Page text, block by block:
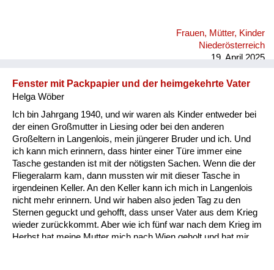
Frauen, Mütter, Kinder
Niederösterreich
19. April 2025
Fenster mit Packpapier und der heimgekehrte Vater
Helga Wöber
Ich bin Jahrgang 1940, und wir waren als Kinder entweder bei
der einen Großmutter in Liesing oder bei den anderen
Großeltern in Langenlois, mein jüngerer Bruder und ich. Und
ich kann mich erinnern, dass hinter einer Türe immer eine
Tasche gestanden ist mit der nötigsten Sachen. Wenn die der
Fliegeralarm kam, dann mussten wir mit dieser Tasche in
irgendeinen Keller. An den Keller kann ich mich in Langenlois
nicht mehr erinnern. Und wir haben also jeden Tag zu den
Sternen geguckt und gehofft, dass unser Vater aus dem Krieg
wieder zurückkommt. Aber wie ich fünf war nach dem Krieg im
Herbst hat meine Mutter mich nach Wien geholt und hat mir